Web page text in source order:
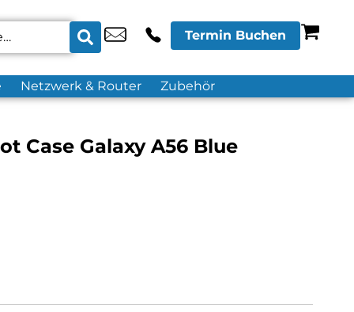
Termin Buchen
Netzwerk & Router Zubehör
Case Galaxy A56 Blue